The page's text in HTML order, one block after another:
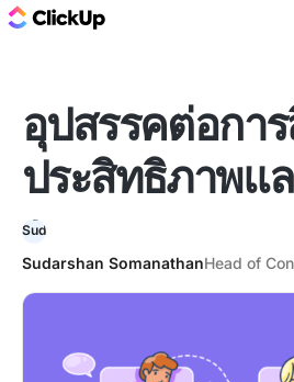
อุปสรรคต่อกา
ประสิทธิภาพแ
Sudarshan SomanathanHead of